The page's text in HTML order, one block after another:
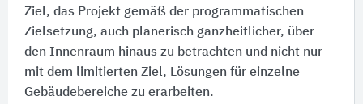
Ziel, das Projekt gemäß der programmatischen
Zielsetzung, auch planerisch ganzheitlicher, über
den Innenraum hinaus zu betrachten und nicht nur
mit dem limitierten Ziel, Lösungen für einzelne
Gebäudebereiche zu erarbeiten.